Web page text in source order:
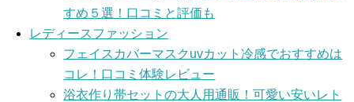
すめ５選！口コミと評価も
レディースファッション
フェイスカバーマスクuvカット冷感でおすすめは
コレ！口コミ体験レビュー
浴衣作り帯セットの大人用通販！可愛い安いレト